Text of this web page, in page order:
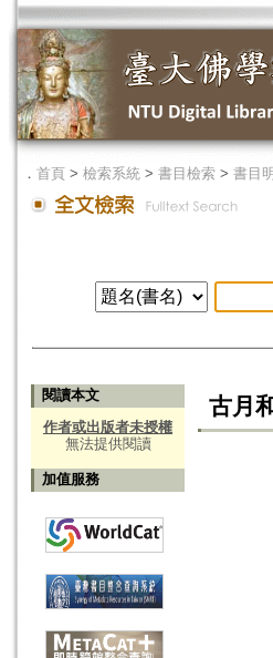
． 首頁 > 檢索系統 > 書目檢索 > 書目
閱讀本文
作者或出版者未授權
無法提供閱讀
加值服務
古月